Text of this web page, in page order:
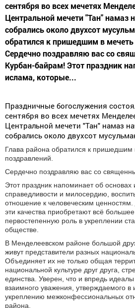
сентября во всех мечетях
Центральной мечети "Тан" намаз
собрались около двухсот
обратился к пришедшим в
Сердечно поздравляю вас со
Курбан-байрам! Этот праздник
ислама, которые...
Праздничные богослужения
сентября во всех мечетях
Центральной мечети "Тан" намаз
собрались около двухсот
Глава района обратился к пришедшим
поздравлений.
Сердечно поздравляю вас со
Этот праздник напоминает об
справедливости и милосердию,
отношение к человеческим
эти качества приобретают всё
первостепенную роль в укреплении
обществе.
В Менделеевском районе большой
живут представители разных
Объединяет их не только общая
национальной культуре друг друга,
единства. Уверен, что и впредь
взаимного уважения, утверждаемого в
укреплению межконфессиональных
района.